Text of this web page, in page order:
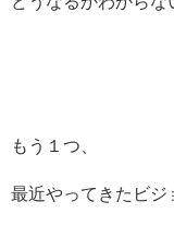
もう１つ、
最近やってきたビジ